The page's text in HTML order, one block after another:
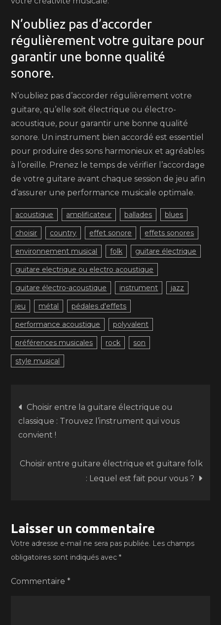
N’oubliez pas d’accorder
régulièrement votre guitare pour
garantir une bonne qualité
sonore.
N’oubliez pas d’accorder régulièrement votre
guitare, qu’elle soit électrique ou électro-
acoustique, pour garantir une bonne qualité
sonore. Un instrument bien accordé est essentiel
pour produire des sons harmonieux et agréables
à l’oreille. Prenez le temps de vérifier l’accordage
de votre guitare avant chaque session de jeu afin
d’assurer une performance musicale optimale.
acoustique amplificateur ballades blues
choisir country effet sonore effets sonores
environnement musical folk guitare électrique
guitare electrique ou electro acoustique
guitare électro-acoustique instrument jazz
jeu métal pédales d'effets
performance acoustique polyvalent
préférences musicales rock son
style musical
Navigation
de
l’article
Choisir entre la guitare électrique ou
classique : Trouvez l’instrument qui vous
convient !
Choisir entre guitare électrique et guitare folk
: Lequel est fait pour vous ?
Laisser un commentaire
Votre adresse e-mail ne sera pas publiée. Les champs
obligatoires sont indiqués avec*
Commentaire*